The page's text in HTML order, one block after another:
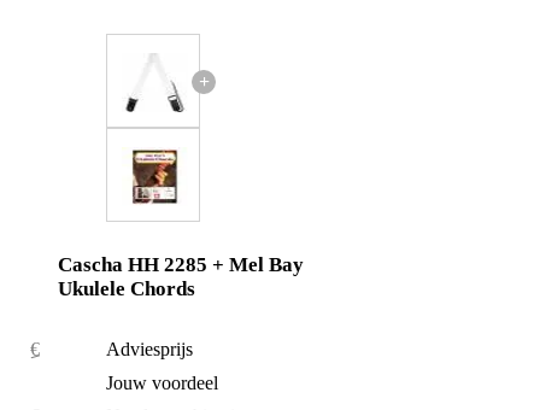
€ 21,85
+
Cascha HH 2285 + Mel Bay
Ukulele Chords
Adviesprijs
Jouw voordeel